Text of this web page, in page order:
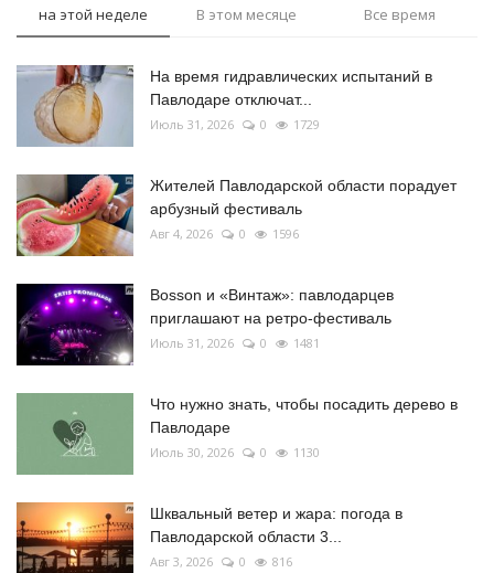
на этой неделе В этом месяце Все время
На время гидравлических испытаний в
Павлодаре отключат...
Июль 31, 2026 0 1729
Жителей Павлодарской области порадует
арбузный фестиваль
Авг 4, 2026 0 1596
Bosson и «Винтаж»: павлодарцев
приглашают на ретро-фестиваль
Июль 31, 2026 0 1481
Что нужно знать, чтобы посадить дерево в
Павлодаре
Июль 30, 2026 0 1130
Шквальный ветер и жара: погода в
Павлодарской области 3...
Авг 3, 2026 0 816